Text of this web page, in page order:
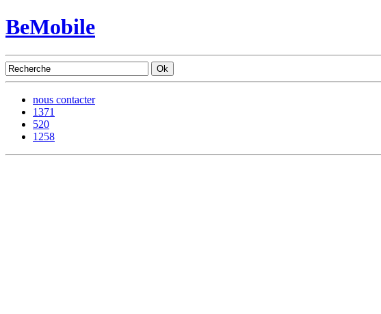
BeMobile
nous contacter
1371
520
1258